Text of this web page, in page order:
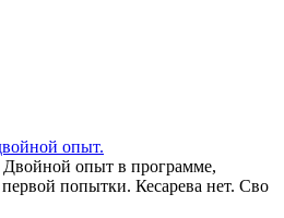
опыт.
опыт в программе,
попытки. Кесарева нет. Сво